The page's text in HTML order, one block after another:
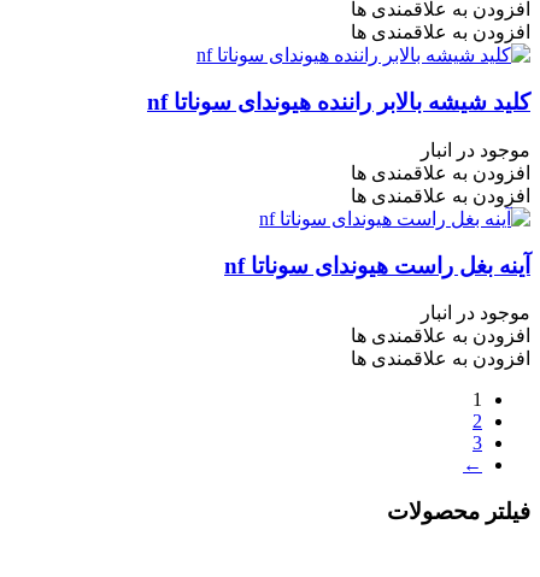
افزودن به علاقمندی ها
افزودن به علاقمندی ها
کلید شیشه بالابر راننده هیوندای سوناتا nf
موجود در انبار
افزودن به علاقمندی ها
افزودن به علاقمندی ها
آینه بغل راست هیوندای سوناتا nf
موجود در انبار
افزودن به علاقمندی ها
افزودن به علاقمندی ها
1
2
3
←
فیلتر محصولات